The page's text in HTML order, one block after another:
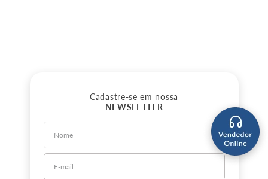
Cadastre-se em nossa
NEWSLETTER